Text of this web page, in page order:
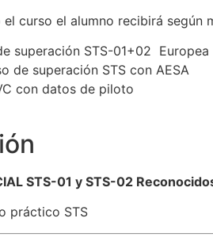
el curso el alumno recibirá
superación STS-01+02 Europea
de superación STS con AESA
con datos de piloto
STS-01 y STS-02
práctico STS